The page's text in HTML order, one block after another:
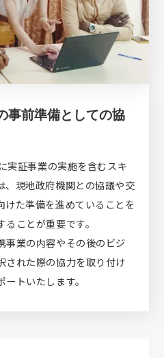
事前準備としての協
実証事業の実施を含むスキ
、現地政府機関との協議や交
けた準備を進めていることを
ことが重要です。
事業の内容やその後のビジ
された際の協力を取り付け
トいたします。